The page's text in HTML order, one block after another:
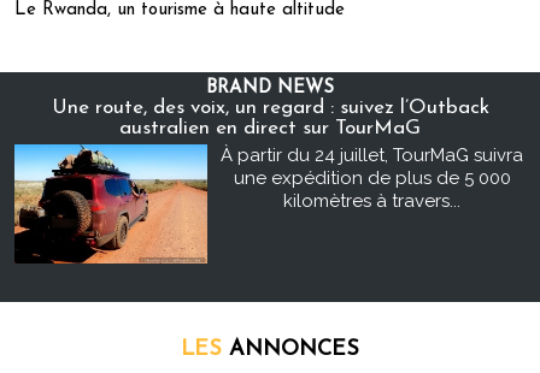
Le Rwanda, un tourisme à haute altitude
BRAND NEWS
Une route, des voix, un regard : suivez l’Outback
australien en direct sur TourMaG
À partir du 24 juillet, TourMaG suivra
une expédition de plus de 5 000
kilomètres à travers...
LES ANNONCES